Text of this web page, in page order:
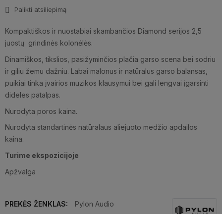
Palikti atsiliepimą
Kompaktiškos ir nuostabiai skambančios Diamond serijos 2,5
juostų grindinės kolonėlės.
Dinamiškos, tikslios, pasižyminčios plačia garso scena bei sodriu
ir giliu žemu dažniu. Labai malonus ir natūralus garso balansas,
puikiai tinka įvairios muzikos klausymui bei gali lengvai įgarsinti
dideles patalpas.
Nurodyta poros kaina.
Nurodyta standartinės natūralaus aliejuoto medžio apdailos
kaina.
Turime ekspozicijoje
Apžvalga
PREKĖS ŽENKLAS: Pylon Audio